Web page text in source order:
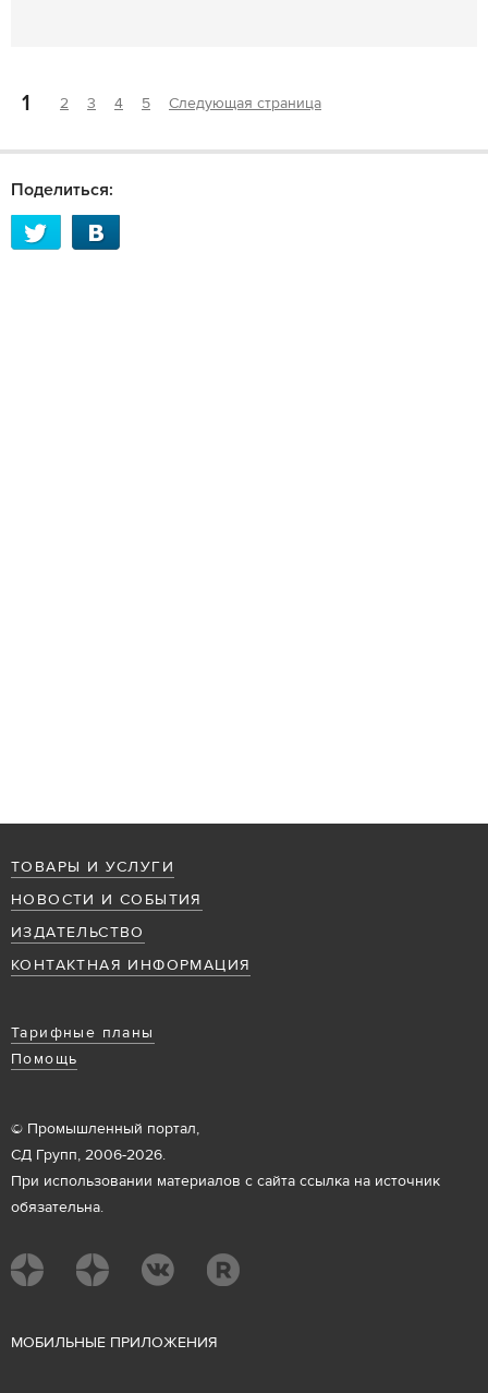
1 2 3 4 5 Следующая страница
Поделиться:
ТОВАРЫ И УСЛУГИ
НОВОСТИ И СОБЫТИЯ
ИЗДАТЕЛЬСТВО
КОНТАКТНАЯ ИНФОРМАЦИЯ
Тарифные планы
Помощь
© Промышленный портал,
СД Групп, 2006-2026.
При использовании материалов с сайта ссылка на источник
обязательна.
МОБИЛЬНЫЕ ПРИЛОЖЕНИЯ